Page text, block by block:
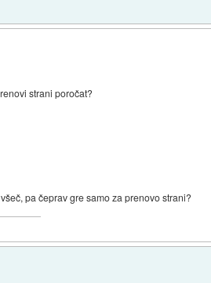
strani poročat?
pa čeprav gre samo za prenovo strani?